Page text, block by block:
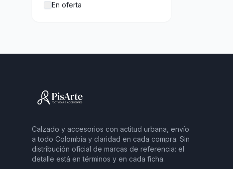
En oferta
Calzado y accesorios con actitud urbana, envío
a todo Colombia y claridad en cada compra. Sin
distribución oficial de marcas de referencia: el
detalle está en términos y en cada ficha.